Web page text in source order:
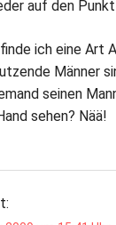
auf den
ich eine Art
Männer
seinen
sehen? Nää!